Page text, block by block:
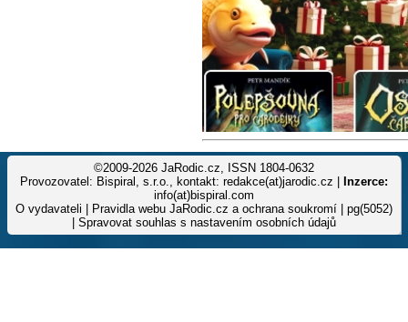
©2009-2026 JaRodic.cz, ISSN 1804-0632
Provozovatel: Bispiral, s.r.o., kontakt: redakce(at)jarodic.cz |
Inzerce:
info(at)bispiral.com
O vydavateli
Pravidla webu JaRodic.cz a ochrana soukromí | pg(5052)
Spravovat souhlas s nastavením osobních údajů